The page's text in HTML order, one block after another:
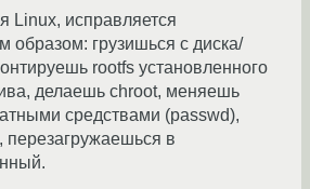
Linux, исправляется
образом: грузишься с диска/
rootfs установленного
делаешь chroot, меняешь
средствами (passwd),
в